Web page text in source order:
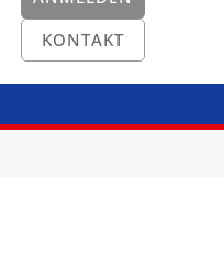
KONTAKT